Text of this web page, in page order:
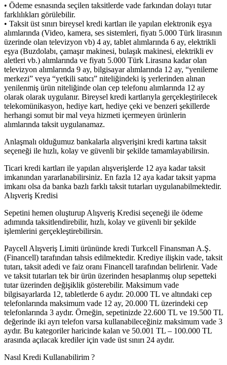
• Ödeme esnasında seçilen taksitlerde vade farkından dolayı tutar
farklılıkları görülebilir.
• Taksit üst sınırı bireysel kredi kartları ile yapılan elektronik eşya
alımlarında (Video, kamera, ses sistemleri, fiyatı 5.000 Türk lirasının
üzerinde olan televizyon vb) 4 ay, tablet alımlarında 6 ay, elektrikli
eşya (Buzdolabı, çamaşır makinesi, bulaşık makinesi, elektrikli ev
aletleri vb.) alımlarında ve fiyatı 5.000 Türk Lirasına kadar olan
televizyon alımlarında 9 ay, bilgisayar alımlarında 12 ay, “yenileme
merkezi” veya “yetkili satıcı” niteliğindeki iş yerlerinden alınan
yenilenmiş ürün niteliğinde olan cep telefonu alımlarında 12 ay
olarak olarak uygulanır. Bireysel kredi kartlarıyla gerçekleştirilecek
telekomünikasyon, hediye kart, hediye çeki ve benzeri şekillerde
herhangi somut bir mal veya hizmeti içermeyen ürünlerin
alımlarında taksit uygulanamaz.
Anlaşmalı olduğumuz bankalarla alışverişini kredi kartına taksit
seçeneği ile hızlı, kolay ve güvenli bir şekilde tamamlayabilirsin.
Ticari kredi kartları ile yapılan alışverişlerde 12 aya kadar taksit
imkanından yararlanabilirsiniz. En fazla 12 aya kadar taksit yapma
imkanı olsa da banka bazlı farklı taksit tutarları uygulanabilmektedir.
Alışveriş Kredisi
Sepetini hemen oluşturup Alışveriş Kredisi seçeneği ile ödeme
adımında taksitlendirebilir, hızlı, kolay ve güvenli bir şekilde
işlemlerini gerçekleştirebilirsin.
Paycell Alışveriş Limiti ürününde kredi Turkcell Finansman A.Ş.
(Financell) tarafından tahsis edilmektedir. Krediye ilişkin vade, taksit
tutarı, taksit adedi ve faiz oranı Financell tarafından belirlenir. Vade
ve taksit tutarları tek bir ürün üzerinden hesaplanmış olup sepetteki
tutar üzerinden değişiklik gösterebilir. Maksimum vade
bilgisayarlarda 12, tabletlerde 6 aydır. 20.000 TL ve altındaki cep
telefonlarında maksimum vade 12 ay, 20.000 TL üzerindeki cep
telefonlarında 3 aydır. Örneğin, sepetinizde 22.600 TL ve 19.500 TL
değerinde iki ayrı telefon varsa kullanabileceğiniz maksimum vade 3
aydır. Bu kategoriler haricinde kalan ve 50.001 TL – 100.000 TL
arasında açılacak krediler için vade üst sınırı 24 aydır.
Nasıl Kredi Kullanabilirim ?